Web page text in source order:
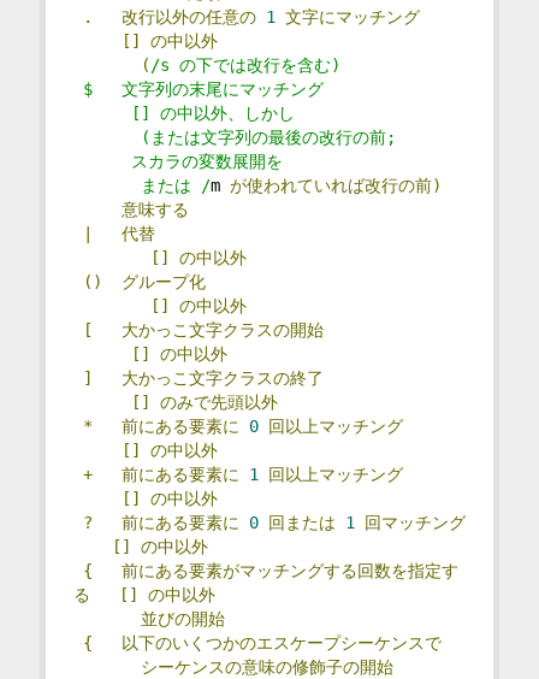
.
改行以外の任意の 1 文字にマッチング
[]
の中以外
(/s の下では改行を含む)
$   文字列の末尾にマッチング
[] の中以外、しかし
(または文字列の最後の改行の前;
スカラの変数展開を
または /m が使われていれば改行の前)
意味する
代替
[]
の中以外
()
グループ化
[]
の中以外
[
大かっこ文字クラスの開始
[]
の中以外
]
大かっこ文字クラスの終了
[]
のみで先頭以外
*
前にある要素に 0 回以上マッチング
[]
の中以外
+
前にある要素に 1 回以上マッチング
[]
の中以外
?
前にある要素に 0 回または 1 回マッチング
[]
の中以外
{
前にある要素がマッチングする回数を指定す
る
[]
の中以外
並びの開始
{
以下のいくつかのエスケープシーケンスで
シーケンスの意味の修飾子の開始